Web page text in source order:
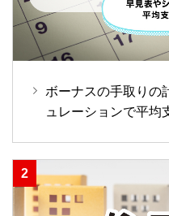
ボーナスの手取りの
ュレーションで平均